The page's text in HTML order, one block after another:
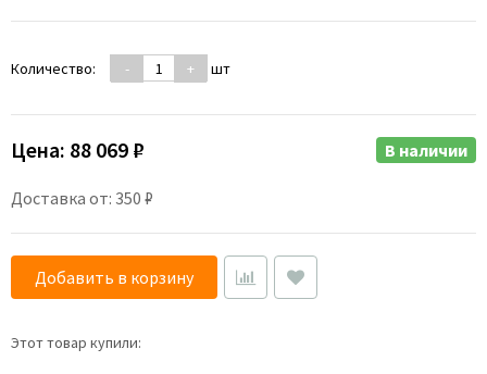
Количество: - + шт
Цена: 88 069 ₽
Доставка от: 350 ₽
В наличии
Добавить в корзину
Этот товар купили: